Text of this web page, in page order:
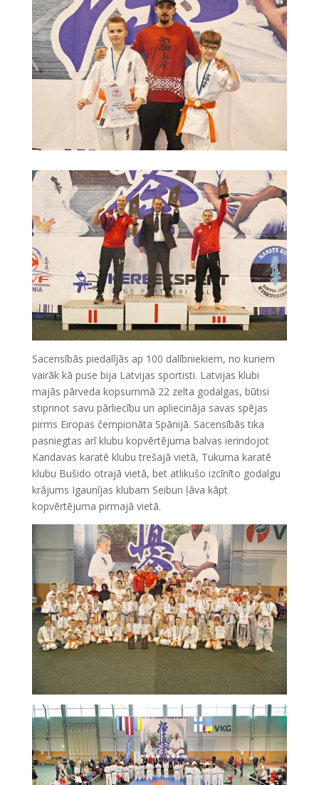
Sacensībās piedalījās ap 100 dalībniekiem, no kuriem
vairāk kā puse bija Latvijas sportisti. Latvijas klubi
majās pārveda kopsummā 22 zelta godalgas, būtisi
stiprinot savu pārliecību un apliecināja savas spējas
pirms Eiropas čempionāta Spānijā. Sacensībās tika
pasniegtas arī klubu kopvērtējuma balvas ierindojot
Kandavas karatē klubu trešajā vietā, Tukuma karatē
klubu Bušido otrajā vietā, bet atlikušo izcīnīto godalgu
krājums Igaunījas klubam Seibun ļāva kāpt
kopvērtējuma pirmajā vietā.